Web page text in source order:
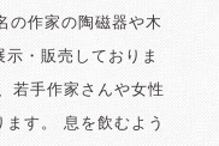
の作家の陶磁器や木
・販売しておりま
若手作家さんや女性
す。 息を飲むよう